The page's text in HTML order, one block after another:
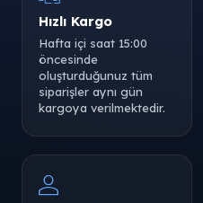
Hızlı Kargo
Hafta içi saat 15:00
öncesinde
oluşturduğunuz tüm
siparişler aynı gün
kargoya verilmektedir.